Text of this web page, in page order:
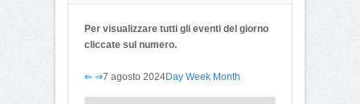
Per visualizzare tutti gli eventi del giorno
cliccate sul numero.
⇐ ⇒7 agosto 2024Day Week Month